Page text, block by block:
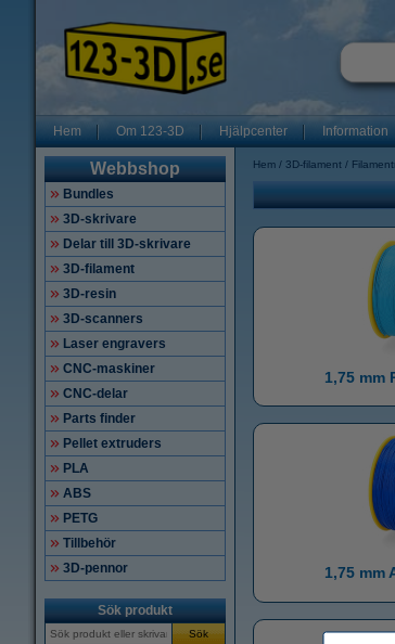
Hem Om 123-3D Hjälpcenter Information
Webbshop
Bundles
3D-skrivare
Delar till 3D-skrivare
3D-filament
3D-resin
3D-scanners
Laser engravers
CNC-maskiner
CNC-delar
Parts finder
Pellet extruders
PLA
ABS
PETG
Tillbehör
3D-pennor
Sök produkt
Sök
Hem 3D-filament
1,75 mm
1,75 mm